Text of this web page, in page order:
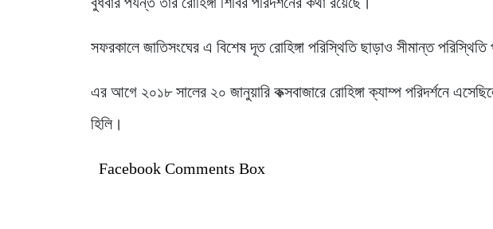
সফরকালে জাতিসংঘের এ বিশেষ দূত রোহিঙ্গা পরিস্থিতি ছাড়াও সীমান্ত পরিস্থিতি
এর আগে ২০১৮ সালের ২০ জানুয়ারি কক্সবাজারে রোহিঙ্গা ক্যাম্প পরিদর্শনে
হিলি।
Facebook Comments Box